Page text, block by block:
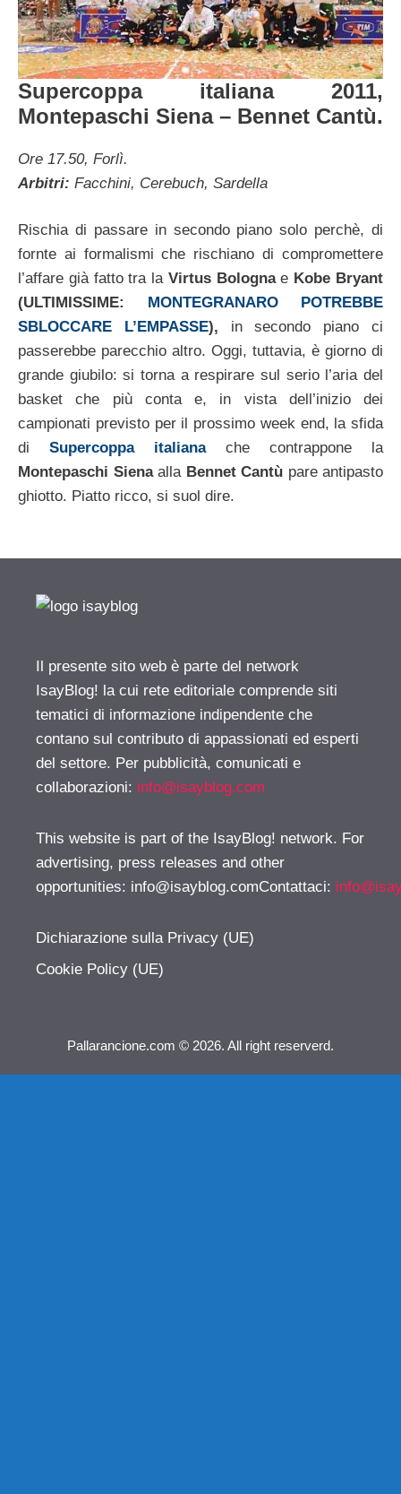
Supercoppa italiana 2011,
Montepaschi Siena – Bennet Cantù.
Ore 17.50, Forlì.
Arbitri: Facchini, Cerebuch, Sardella
Rischia di passare in secondo piano solo perchè, di
fornte ai formalismi che rischiano di compromettere
l’affare già fatto tra la Virtus Bolognae Kobe Bryant
(ULTIMISSIME: MONTEGRANARO POTREBBE
SBLOCCARE L’EMPASSE), in secondo piano ci
passerebbe parecchio altro. Oggi, tuttavia, è giorno di
grande giubilo: si torna a respirare sul serio l’aria del
basket che più conta e, in vista dell’inizio dei
campionati previsto per il prossimo week end, la sfida
di Supercoppa italianache contrappone la
Montepaschi Sienaalla Bennet Cantù pare antipasto
ghiotto. Piatto ricco, si suol dire.
Il presente sito web è parte del network
IsayBlog! la cui rete editoriale comprende siti
tematici di informazione indipendente che
contano sul contributo di appassionati ed esperti
del settore. Per pubblicità, comunicati e
collaborazioni: info@isayblog.com
This website is part of the IsayBlog! network. For
advertising, press releases and other
opportunities: info@isayblog.comContattaci:
Dichiarazione sulla Privacy (UE)
Cookie Policy (UE)
Pallarancione.com © 2026. All right reserverd.